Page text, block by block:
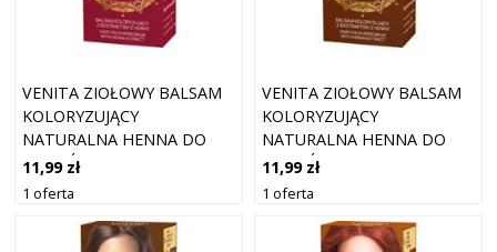
VENITA ZIOŁOWY BALSAM
KOLORYZUJĄCY
NATURALNA HENNA DO
WŁOSÓW 11 BURGUND
11,99 zł
1 oferta
VENITA ZIOŁOWY BALSAM
KOLORYZUJĄCY
NATURALNA HENNA DO
WŁOSÓW 115 CZEKOLADA
11,99 zł
1 oferta